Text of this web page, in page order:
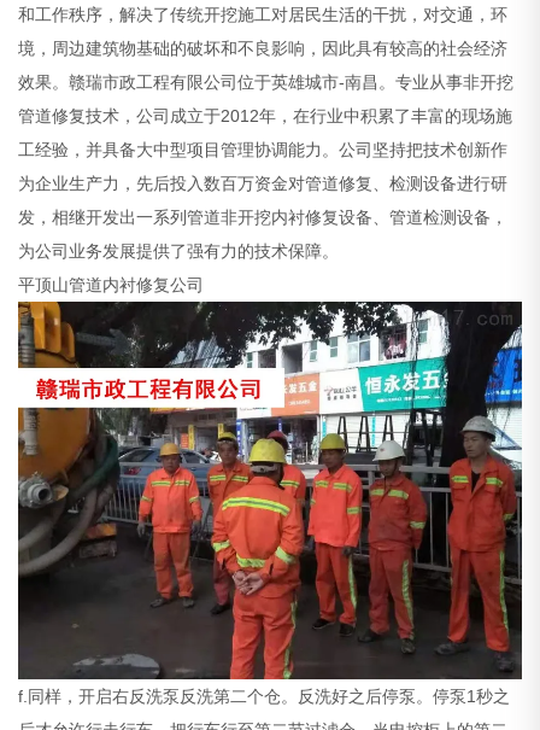
和工作秩序，解决了传统开挖施工对居民生活的干扰，对交通，环
境，周边建筑物基础的破坏和不良影响，因此具有较高的社会经济
效果。赣瑞市政工程有限公司位于英雄城市-南昌。专业从事非开挖
管道修复技术，公司成立于2012年，在行业中积累了丰富的现场施
工经验，并具备大中型项目管理协调能力。公司坚持把技术创新作
为企业生产力，先后投入数百万资金对管道修复、检测设备进行研
发，相继开发出一系列管道非开挖内衬修复设备、管道检测设备，
为公司业务发展提供了强有力的技术保障。
平顶山管道内衬修复公司
f.同样，开启右反洗泵反洗第二个仓。反洗好之后停泵。停泵1秒之